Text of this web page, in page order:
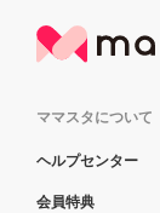
ママスタについて
ヘルプセンター
会員特典